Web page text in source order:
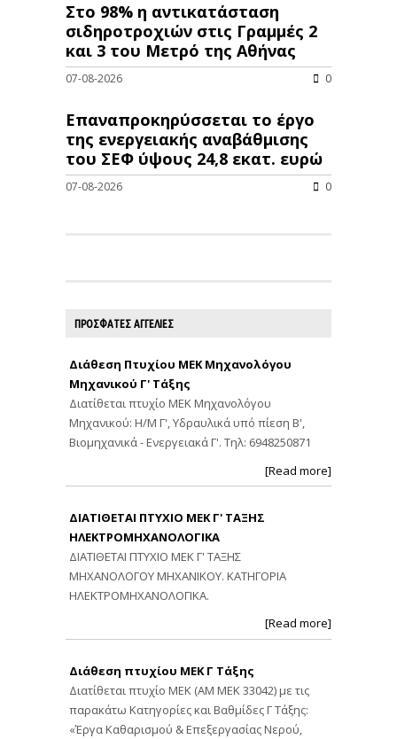
Στο 98% η αντικατάσταση
σιδηροτροχιών στις Γραμμές 2
και 3 του Μετρό της Αθήνας
07-08-2026 0
Επαναπροκηρύσσεται το έργο
της ενεργειακής αναβάθμισης
του ΣΕΦ ύψους 24,8 εκατ. ευρώ
07-08-2026 0
ΠΡΟΣΦΑΤΕΣ ΑΓΓΕΛΙΕΣ
Διάθεση Πτυχίου ΜΕΚ Μηχανολόγου
Μηχανικού Γ' Τάξης
Διατίθεται πτυχίο ΜΕΚ Μηχανολόγου
Μηχανικού: Η/Μ Γ', Υδραυλικά υπό πίεση Β',
Βιομηχανικά - Ενεργειακά Γ'. Τηλ: 6948250871
[Read more]
ΔΙΑΤΙΘΕΤΑΙ ΠΤΥΧΙΟ ΜΕΚ Γ' ΤΑΞΗΣ
ΗΛΕΚΤΡΟΜΗΧΑΝΟΛΟΓΙΚΑ
ΔΙΑΤΙΘΕΤΑΙ ΠΤΥΧΙΟ ΜΕΚ Γ' ΤΑΞΗΣ
ΜΗΧΑΝΟΛΟΓΟΥ ΜΗΧΑΝΙΚΟΥ. ΚΑΤΗΓΟΡΙΑ
ΗΛΕΚΤΡΟΜΗΧΑΝΟΛΟΓΙΚΑ.
[Read more]
Διάθεση πτυχίου ΜΕΚ Γ Τάξης
Διατίθεται πτυχίο ΜΕΚ (ΑΜ ΜΕΚ 33042) με τις
παρακάτω Κατηγορίες και Βαθμίδες Γ Τάξης:
«Έργα Καθαρισμού & Επεξεργασίας Νερού,